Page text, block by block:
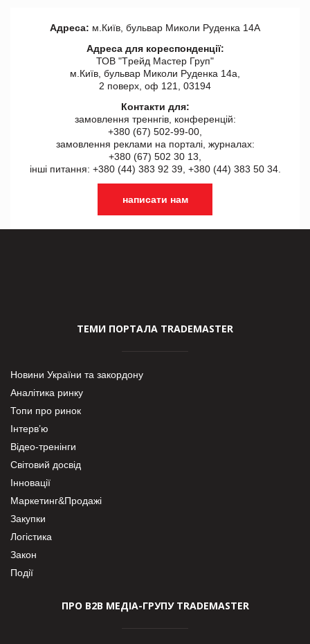
Адреса: м.Київ, бульвар Миколи Руденка 14А
Адреса для кореспонденції:
ТОВ "Tрейд Мастер Груп"
м.Київ, бульвар Миколи Руденка 14а,
2 поверх, оф 121, 03194
Контакти для:
замовлення треннгів, конференцій:
+380 (67) 502-99-00,
замовлення реклами на порталі, журналах:
+380 (67) 502 30 13,
інші питання: +380 (44) 383 92 39, +380 (44) 383 50 34.
написати нам
ТЕМИ ПОРТАЛА TRADEMASTER
Новини України та закордону
Аналітика ринку
Топи про ринок
Інтерв’ю
Відео-тренінги
Світовий досвід
Інновації
Маркетинг&Продажі
Закупки
Логістика
Закон
Події
ПРО В2В МЕДІА-ГРУПУ TRADEMASTER